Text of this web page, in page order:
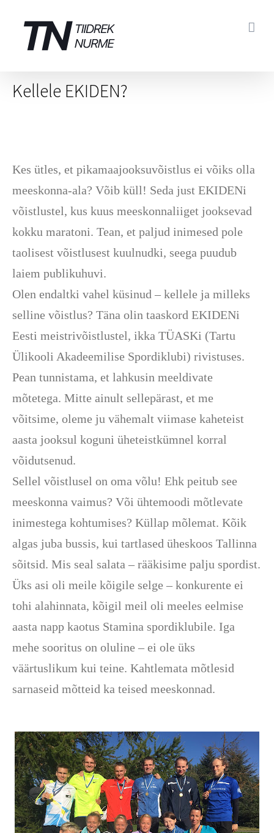
content
Kellele EKIDEN?
Kes ütles, et pikamaajooksuvõistlus ei võiks olla
meeskonna-ala? Võib küll! Seda just EKIDENi
võistlustel, kus kuus meeskonnaliiget jooksevad
kokku maratoni. Tean, et paljud inimesed pole
taolisest võistlusest kuulnudki, seega puudub
laiem publikuhuvi.
Olen endaltki vahel küsinud – kellele ja milleks
selline võistlus? Täna olin taaskord EKIDENi
Eesti meistrivõistlustel, ikka TÜASKi (Tartu
Ülikooli Akadeemilise Spordiklubi) rivistuses.
Pean tunnistama, et lahkusin meeldivate
mõtetega. Mitte ainult sellepärast, et me
võitsime, oleme ju vähemalt viimase kaheteist
aasta jooksul koguni üheteistkümnel korral
võidutsenud.
Sellel võistlusel on oma võlu! Ehk peitub see
meeskonna vaimus? Või ühtemoodi mõtlevate
inimestega kohtumises? Küllap mõlemat. Kõik
algas juba bussis, kui tartlased üheskoos Tallinna
sõitsid. Mis seal salata – rääkisime palju spordist.
Üks asi oli meile kõigile selge – konkurente ei
tohi alahinnata, kõigil meil oli meeles eelmise
aasta napp kaotus Stamina spordiklubile. Iga
mehe sooritus on oluline – ei ole üks
väärtuslikum kui teine. Kahtlemata mõtlesid
sarnaseid mõtteid ka teised meeskonnad.